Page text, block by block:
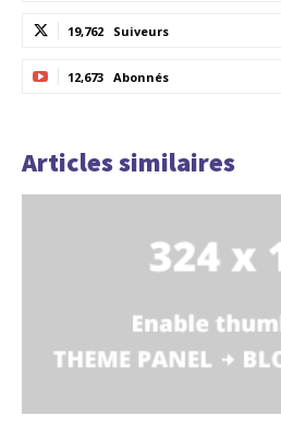
19,762 Suiveurs
12,673 Abonnés
Articles similaires